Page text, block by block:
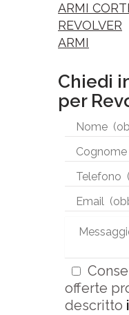
ARMI
REVOLVER
ARMI
Chiedi
per
offerte
descritto